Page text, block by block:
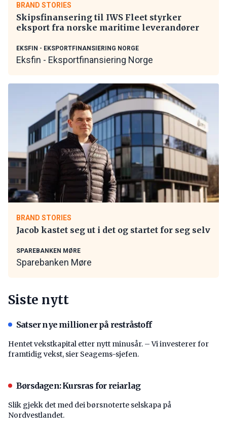
BRAND STORIES
Skipsfinansering til IWS Fleet styrker
eksport fra norske maritime leverandører
EKSFIN - EKSPORTFINANSIERING NORGE
Eksfin - Eksportfinansiering Norge
BRAND STORIES
Jacob kastet seg ut i det og startet for seg selv
SPAREBANKEN MØRE
Sparebanken Møre
Siste nytt
Satser nye millioner på restråstoff
Hentet vekstkapital etter nytt minusår. – Vi investerer for
framtidig vekst, sier Seagems-sjefen.
Børsdagen: Kursras for reiarlag
Slik gjekk det med dei børsnoterte selskapa på
Nordvestlandet.